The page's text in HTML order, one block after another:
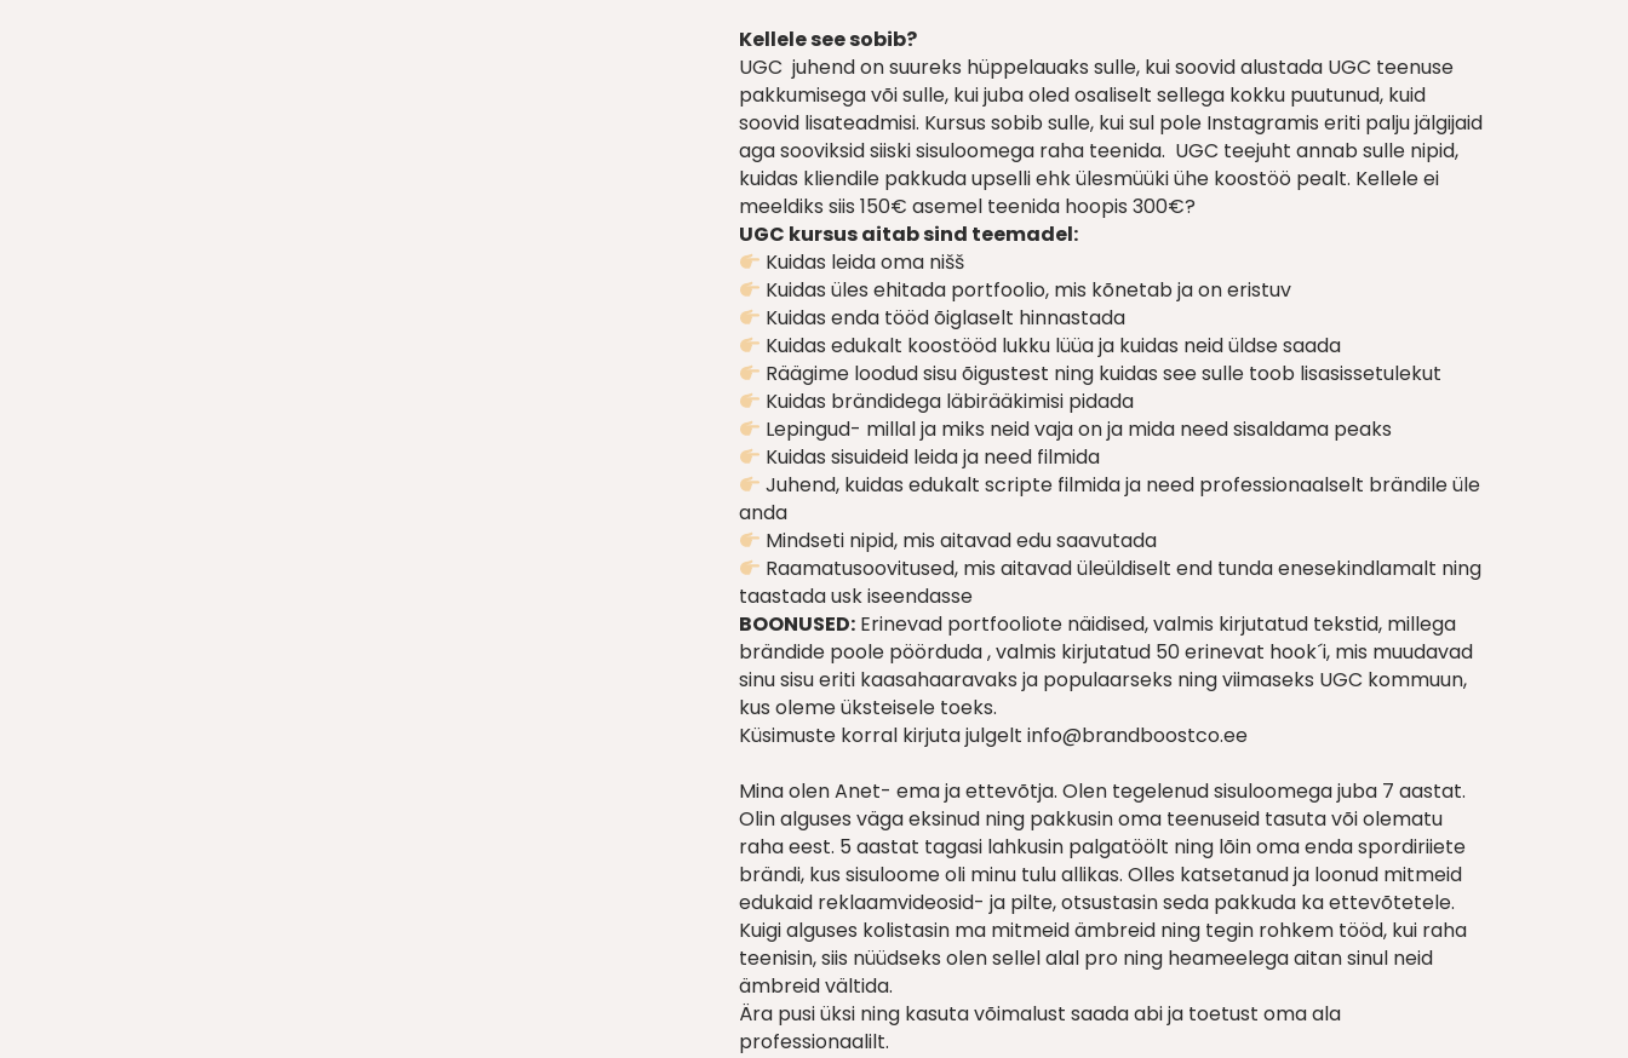
Kellele see sobib?
UGC juhend on suureks hüppelauaks sulle, kui soovid alustada UGC teenuse
pakkumisega või sulle, kui juba oled osaliselt sellega kokku puutunud, kuid
soovid lisateadmisi. Kursus sobib sulle, kui sul pole Instagramis eriti palju jälgijaid
aga sooviksid siiski sisuloomega raha teenida. UGC teejuht annab sulle nipid,
kuidas kliendile pakkuda upselli ehk ülesmüüki ühe koostöö pealt. Kellele ei
meeldiks siis 150€ asemel teenida hoopis 300€?
UGC kursus aitab sind teemadel:
Kuidas leida oma nišš
Kuidas üles ehitada portfoolio, mis kõnetab ja on eristuv
Kuidas enda tööd õiglaselt hinnastada
Kuidas edukalt koostööd lukku lüüa ja kuidas neid üldse saada
Räägime loodud sisu õigustest ning kuidas see sulle toob lisasissetulekut
Kuidas brändidega läbirääkimisi pidada
Lepingud- millal ja miks neid vaja on ja mida need sisaldama peaks
Kuidas sisuideid leida ja need filmida
Juhend, kuidas edukalt scripte filmida ja need professionaalselt brändile üle
anda
Mindseti nipid, mis aitavad edu saavutada
Raamatusoovitused, mis aitavad üleüldiselt end tunda enesekindlamalt ning
taastada usk iseendasse
BOONUSED: Erinevad portfooliote näidised, valmis kirjutatud tekstid, millega
brändide poole pöörduda , valmis kirjutatud 50 erinevat hook´i, mis muudavad
sinu sisu eriti kaasahaaravaks ja populaarseks ning viimaseks UGC kommuun,
kus oleme üksteisele toeks.
Küsimuste korral kirjuta julgelt info@brandboostco.ee
Mina olen Anet- ema ja ettevõtja. Olen tegelenud sisuloomega juba 7 aastat.
Olin alguses väga eksinud ning pakkusin oma teenuseid tasuta või olematu
raha eest. 5 aastat tagasi lahkusin palgatöölt ning lõin oma enda spordiriiete
brändi, kus sisuloome oli minu tulu allikas. Olles katsetanud ja loonud mitmeid
edukaid reklaamvideosid- ja pilte, otsustasin seda pakkuda ka ettevõtetele.
Kuigi alguses kolistasin ma mitmeid ämbreid ning tegin rohkem tööd, kui raha
teenisin, siis nüüdseks olen sellel alal pro ning heameelega aitan sinul neid
ämbreid vältida.
Ära pusi üksi ning kasuta võimalust saada abi ja toetust oma ala
professionaalilt.